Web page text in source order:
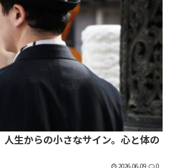
人生からの小さなサイン。心と体の